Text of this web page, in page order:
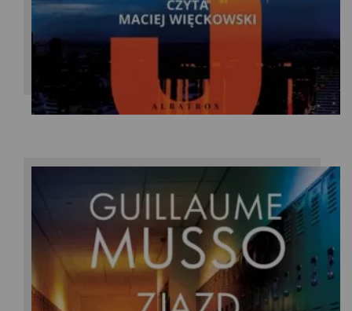
Guillaume Musso